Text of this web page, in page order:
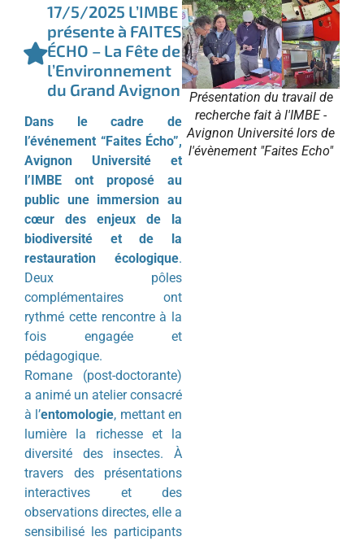
17/5/2025 L’IMBE
présente à FAITES
ÉCHO – La Fête de
l’Environnement
du Grand Avignon
Dans le cadre de
l’événement “Faites Écho”,
Avignon Université et
l’IMBE ont proposé au
public une immersion au
cœur des enjeux de la
biodiversité et de la
restauration écologique.
Deux pôles
complémentaires ont
rythmé cette rencontre à la
fois engagée et
pédagogique.
Romane (post-doctorante)
a animé un atelier consacré
à l’entomologie, mettant en
lumière la richesse et la
diversité des insectes. À
travers des présentations
interactives et des
observations directes, elle a
sensibilisé les participants
Présentation du travail de
recherche fait à l'IMBE -
Avignon Université lors de
l'évènement "Faites Echo"